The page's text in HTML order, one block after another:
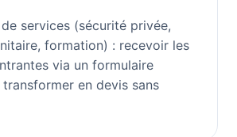
services (sécurité privée,
formation) : recevoir les
via un formulaire
en devis sans